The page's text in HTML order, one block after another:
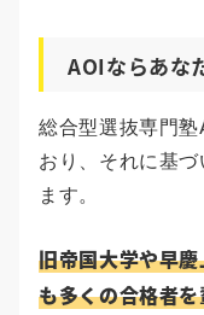
AOIならあな
総合型選抜専門
おり、それに基
ます。
旧帝国大学や早
も多くの合格者